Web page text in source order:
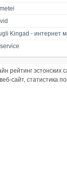
Kingad - интернет
рейтинг эстонских
сайт, статистика